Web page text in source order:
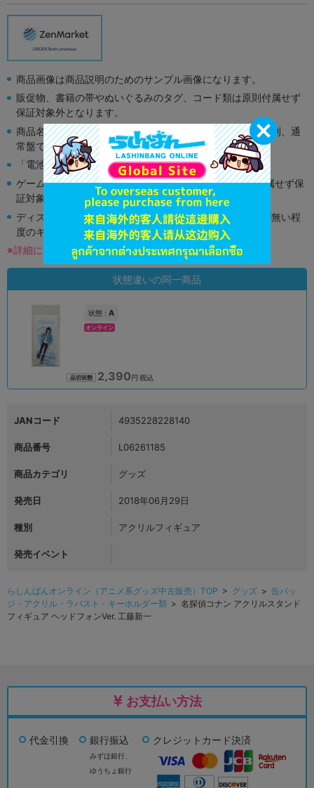
商品画像は商品説明のためのサンプル画像になります。
販促物、書籍の帯やぬいぐるみのタグ、コード類は原則付属せず
保証対象外となります。
商品名や備考欄に特別な記載が無い限り取り扱い商品は原則、通
常盤です。
「電池」は原則として保証対象外となります。
ゲーム機本体には、SDカードなどのメモリーカードは付属せず保
証対象外となります。
ディスク類の読み取り面のキズに関しまして再生に支障が無い程
度のキズがある場合がございます。
※詳細につきましてはコチラ
状態違いの同一商品
状態 : A
オンライン
品切状態 2,390円 税込
JANコード 4935228228140
商品番号 L06261185
商品カテゴリ グッズ
発売日 2018年06月29日
種別 アクリルフィギュア
発売イベント
らしんばんオンライン（アニメ系グッズ中古販売）TOP > グッズ > 缶バッ
ジ・アクリル・ラバスト・キーホルダー類 > 名探偵コナン アクリルスタンド
フィギュア ヘッドフォンVer. 工藤新一
お支払い方法
代金引換 銀行振込
みずほ銀行、
ゆうちょ銀行
クレジットカード決済